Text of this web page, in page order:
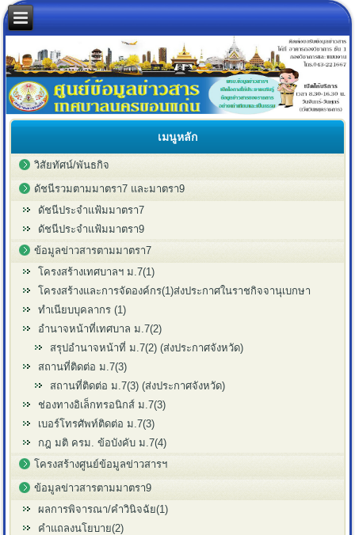
เมนูหลัก
วิสัยทัศน์/พันธกิจ
ดัชนีรวมตามมาตรา7 และมาตรา9
ดัชนีประจำแฟ้มมาตรา7
ดัชนีประจำแฟ้มมาตรา9
ข้อมูลข่าวสารตามมาตรา7
โครงสร้างเทศบาลฯ ม.7(1)
โครงสร้างและการจัดองค์กร(1)ส่งประกาศในราชกิจจานุเบกษา
ทำเนียบบุคลากร (1)
อำนาจหน้าที่เทศบาล ม.7(2)
สรุปอำนาจหน้าที่ ม.7(2) (ส่งประกาศจังหวัด)
สถานที่ติดต่อ ม.7(3)
สถานที่ติดต่อ ม.7(3) (ส่งประกาศจังหวัด)
ช่องทางอิเล็กทรอนิกส์ ม.7(3)
เบอร์โทรศัพท์ติดต่อ ม.7(3)
กฎ มติ ครม. ข้อบังคับ ม.7(4)
โครงสร้างศูนย์ข้อมูลข่าวสารฯ
ข้อมูลข่าวสารตามมาตรา9
ผลการพิจารณา/คำวินิจฉัย(1)
คำแถลงนโยบาย(2)